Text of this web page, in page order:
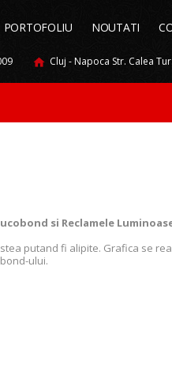
PORTOFOLIU NOUTATI
Cluj - Napoca Str. Calea
si Reclamele
putand fi alipite. Grafica se
ului.